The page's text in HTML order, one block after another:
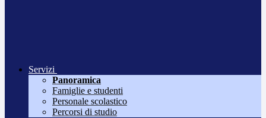
Servizi
Panoramica
Famiglie e studenti
Personale scolastico
Percorsi di studio